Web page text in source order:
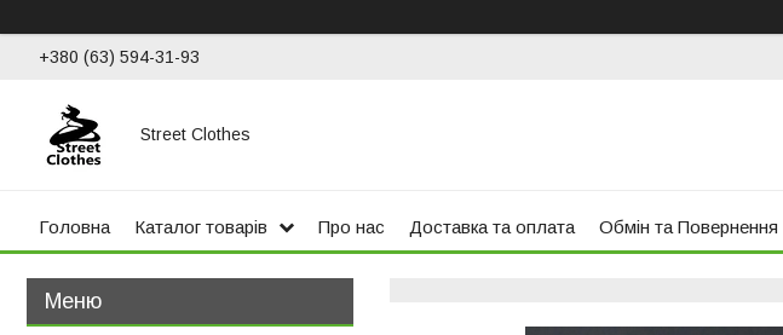
+380 (63) 594-31-93
Street Clothes
Головна Каталог товарів Про нас Доставка та оплата Обмін та Повернення